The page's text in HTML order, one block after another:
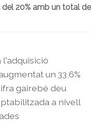
20% amb un total de
un 33,6%
gairebé deu
a nivell